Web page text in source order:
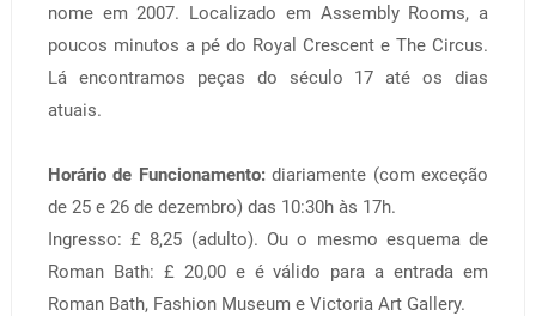
nome em 2007. Localizado em Assembly Rooms, a
poucos minutos a pé do Royal Crescent e The Circus.
Lá encontramos peças do século 17 até os dias
atuais.
Horário de Funcionamento:diariamente (com exceção
de 25 e 26 de dezembro) das 10:30h às 17h.
Ingresso: £ 8,25 (adulto). Ou o mesmo esquema de
Roman Bath: £ 20,00 e é válido para a entrada em
Roman Bath, Fashion Museum e Victoria Art Gallery.